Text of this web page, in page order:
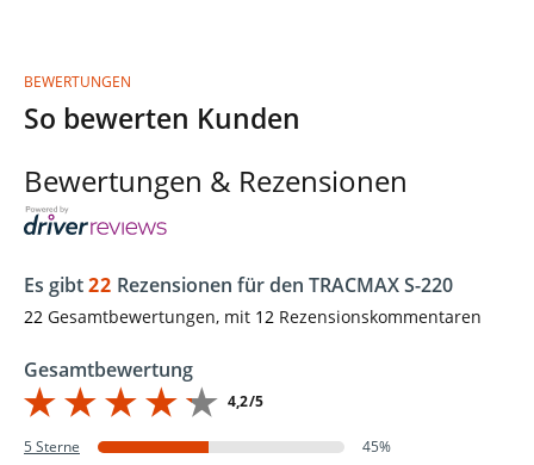
BEWERTUNGEN
So bewerten Kunden
Bewertungen & Rezensionen
Es gibt22 Rezensionen für den TRACMAX S-220
22 Gesamtbewertungen, mit 12 Rezensionskommentaren
Gesamtbewertung
4,2/5
5 Sterne
45%